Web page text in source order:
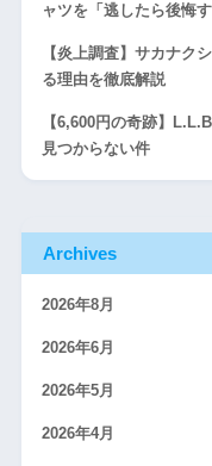
ャツを「逃したら後悔
【炎上調査】サカナク
る理由を徹底解説
【6,600円の奇跡】
見つからない件
Archives
2026年8月
2026年6月
2026年5月
2026年4月